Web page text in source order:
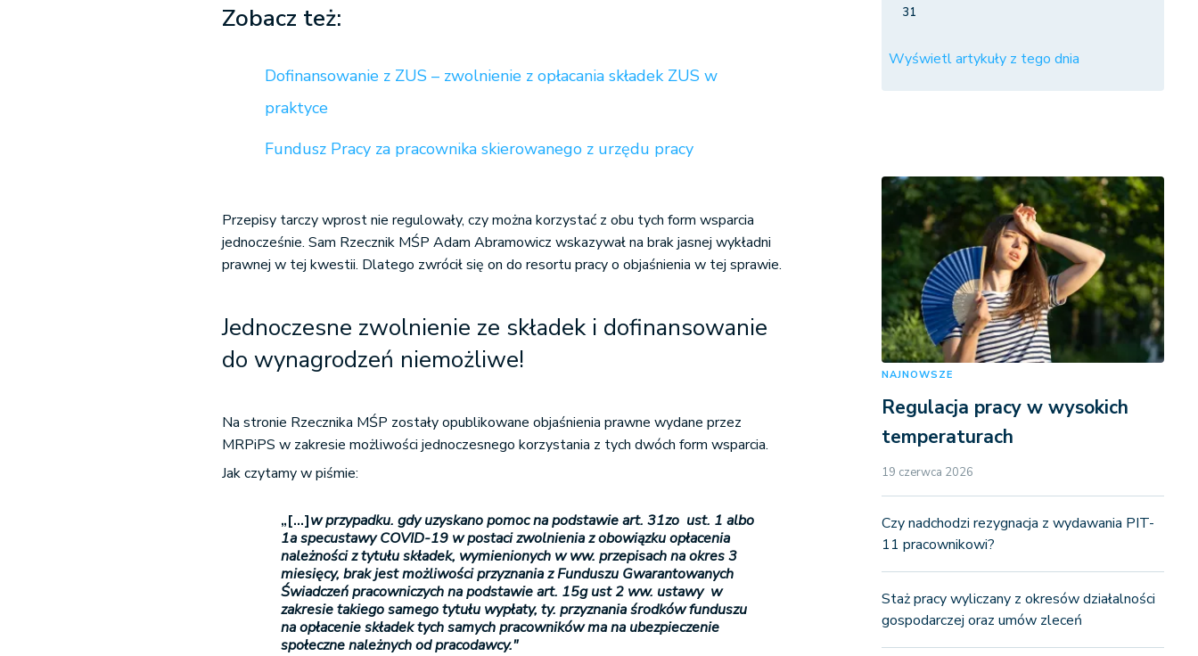
Zobacz też:
Dofinansowanie z ZUS – zwolnienie z opłacania składek ZUS w
praktyce
Fundusz Pracy za pracownika skierowanego z urzędu pracy
Przepisy tarczy wprost nie regulowały, czy można korzystać z obu tych form wsparcia
jednocześnie. Sam Rzecznik MŚP Adam Abramowicz wskazywał na brak jasnej wykładni
prawnejw tej kwestii. Dlatego zwrócił się on do resortu pracy o objaśnienia w tej sprawie.
Jednoczesne zwolnienie ze składek i dofinansowanie
do wynagrodzeń niemożliwe!
Na stronie Rzecznika MŚP zostały opublikowane objaśnienia prawne wydane przez
MRPiPS w zakresie możliwości jednoczesnego korzystania z tych dwóch form wsparcia.
Jak czytamy w piśmie:
„[…]w przypadku. gdy uzyskano pomoc na podstawie art. 31zo ust. 1 albo
1a specustawy COVID-19 w postaci zwolnienia z obowiązku opłacenia
należności z tytułu składek, wymienionych w ww. przepisach na okres 3
miesięcy, brak jest możliwości przyznania z Funduszu Gwarantowanych
Świadczeń pracowniczych na podstawie art. 15g ust 2 ww. ustawy w
zakresie takiego samego tytułu wypłaty, ty. przyznania środków funduszu
na opłacenie składek tych samych pracowników ma na ubezpieczenie
społeczne należnych od pracodawcy."
31
Wyświetl artykuły z tego dnia
NAJNOWSZE
Regulacja pracy w wysokich
temperaturach
19 czerwca 2026
Czy nadchodzi rezygnacja z wydawania PIT-
11 pracownikowi?
Staż pracy wyliczany z okresów działalności
gospodarczej oraz umów zleceń